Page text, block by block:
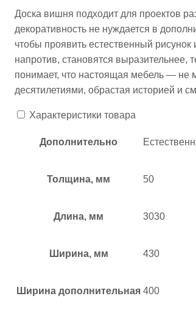
Доска вишня подходит для проектов
декоративность не нуждается в
чтобы проявить естественный
напротив, становятся выразительнее,
понимает, что настоящая мебель — не
десятилетиями, обрастая историей и
Характеристики товара
Дополнительно
Толщина, мм 50
Длина, мм 3030
Ширина, мм 430
Ширина дополнительная 400